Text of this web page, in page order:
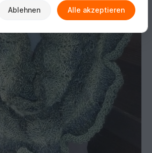
Ablehnen Alle akzeptieren